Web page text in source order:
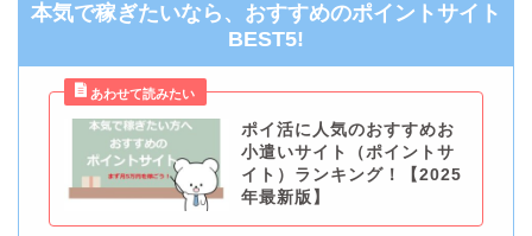
本気で稼ぎたいなら、おすすめのポイントサイト
BEST5!
ポイ活に人気のおすすめお
小遣いサイト（ポイントサ
イト）ランキング！【2025
年最新版】